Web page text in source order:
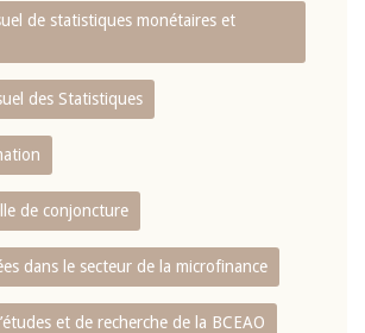
de statistiques monétaires et
des Statistiques
de conjoncture
dans le secteur de la microfinance
et de recherche de la BCEAO